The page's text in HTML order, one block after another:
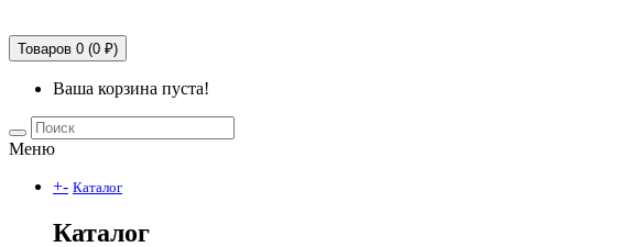
Товаров 0 (0 ₽)
Ваша корзина пуста!
Меню
+- Каталог
Каталог